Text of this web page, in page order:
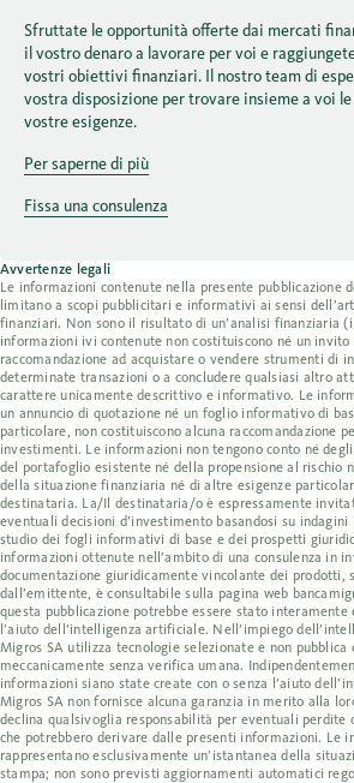
Sfruttate le opportunità offerte dai mercati
il vostro denaro a lavorare per voi e
vostri obiettivi finanziari. Il nostro team di
vostra disposizione per trovare insieme a voi
vostre esigenze.
Per saperne di più
Fissa una consulenza
Avvertenze legali
Le informazioni contenute nella presente pubblicazione
limitano a scopi pubblicitari e informativi ai sensi
finanziari. Non sono il risultato di un’analisi finanziaria
informazioni ivi contenute non costituiscono né un invito
raccomandazione ad acquistare o vendere strumenti di
determinate transazioni o a concludere qualsiasi altro
carattere unicamente descrittivo e informativo. Le
un annuncio di quotazione né un foglio informativo di
particolare, non costituiscono alcuna raccomandazione
investimenti. Le informazioni non tengono conto né
del portafoglio esistente né della propensione al rischio
della situazione finanziaria né di altre esigenze
destinataria. La/Il destinataria/o è espressamente
eventuali decisioni d’investimento basandosi su
studio dei fogli informativi di base e dei prospetti
informazioni ottenute nell’ambito di una consulenza in
documentazione giuridicamente vincolante dei prodotti,
dall’emittente, è consultabile sulla pagina web
questa pubblicazione potrebbe essere stato
l’aiuto dell’intelligenza artificiale. Nell’impiego
Migros SA utilizza tecnologie selezionate e non pubblica
meccanicamente senza verifica umana.
informazioni siano state create con o senza l’aiuto
Migros SA non fornisce alcuna garanzia in merito alla
declina qualsivoglia responsabilità per eventuali perdite
che potrebbero derivare dalle presenti informazioni. Le
rappresentano esclusivamente un’istantanea della
stampa; non sono previsti aggiornamenti automatici